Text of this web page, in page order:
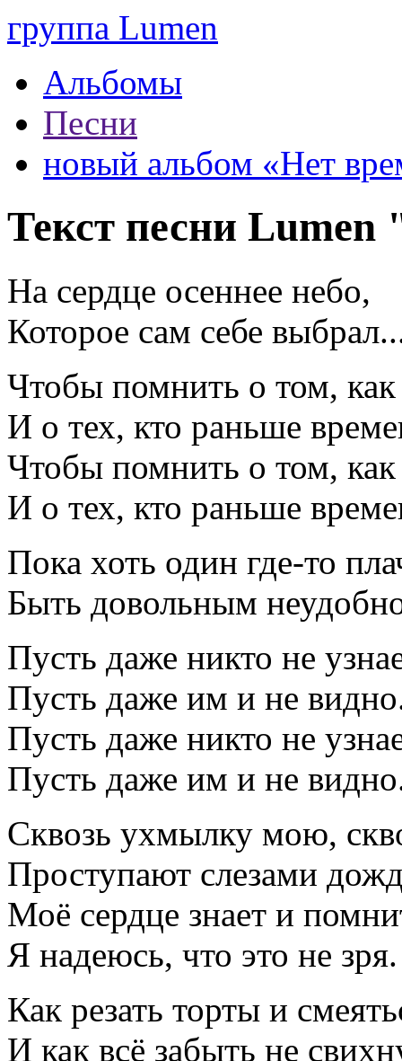
группа Lumen
Альбомы
Песни
новый альбом «Нет
Текст песни Lumen
На сердце осеннее небо,
Которое сам себе
Чтобы помнить о том, как
И о тех, кто раньше
Чтобы помнить о том, как
И о тех, кто раньше
Пока хоть один где-то
Быть довольным
Пусть даже никто не
Пусть даже им и не
Пусть даже никто не
Пусть даже им и не
Сквозь ухмылку мою,
Проступают слезами
Моё сердце знает и
Я надеюсь, что это не зря.
Как резать торты и
И как всё забыть не